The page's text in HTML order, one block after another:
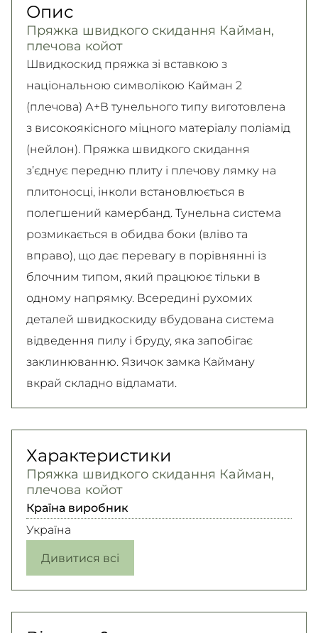
Самовивіз
Безкоштовно
Детальніше
Детальніше
Детально про умови повернення та обміну
читайте насторінці
Детальніше
Опис
Пряжка швидкого скидання Кайман,
плечова койот
Швидкоскид пряжка зі вставкою з
національною символікою Кайман 2
(плечова) А+В тунельного типу виготовлена
з високоякісного міцного матеріалу поліамід
(нейлон). Пряжка швидкого скидання
з’єднує передню плиту і плечову лямку на
плитоносці, інколи встановлюється в
полегшений камербанд. Тунельна система
розмикається в обидва боки (вліво та
вправо), що дає перевагу в порівнянні із
блочним типом, який працюює тільки в
одному напрямку. Всередині рухомих
деталей швидкоскиду вбудована система
відведення пилу і бруду, яка запобігає
заклинюванню. Язичок замка Кайману
вкрай складно відламати.
Характеристики
Пряжка швидкого скидання Кайман,
плечова койот
Країна виробник
Україна
Дивитися всі